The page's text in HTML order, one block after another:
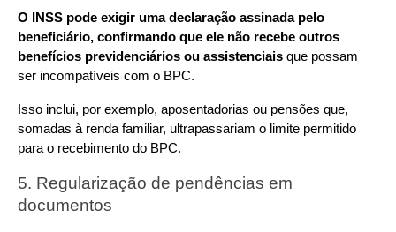
O INSS pode exigir uma declaração assinada pelo
beneficiário, confirmando que ele não recebe outros
benefícios previdenciários ou assistenciais que possam
ser incompatíveis com o BPC.
Isso inclui, por exemplo, aposentadorias ou pensões que,
somadas à renda familiar, ultrapassariam o limite permitido
para o recebimento do BPC.
5. Regularização de pendências em
documentos